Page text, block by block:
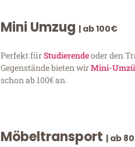
Mini Umzug | ab 100€
Perfekt fürStudierendeoder den
Gegenstände bieten wirMini-
schon ab 100€ an.
Möbeltransport | ab